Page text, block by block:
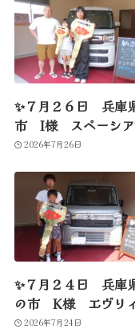
✨７月２６日 兵庫
市 I様 スペーシア
2026年7月26日
✨７月２４日 兵庫
の市 K様 エヴリ
2026年7月24日